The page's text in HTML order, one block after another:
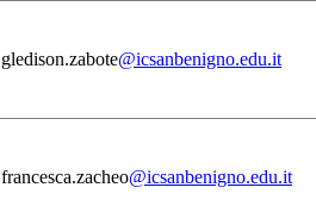
gledison.zabote@icsanbenigno.edu.it
francesca.zacheo@icsanbenigno.edu.it